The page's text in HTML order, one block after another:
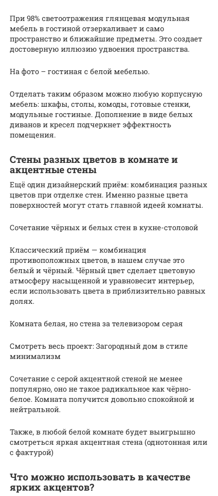
При 98% светоотражения глянцевая модульная
мебель в гостиной отзеркаливает и само
пространство и ближайшие предметы. Это создает
достоверную иллюзию удвоения пространства.
На фото – гостиная с белой мебелью.
Отделать таким образом можно любую корпусную
мебель: шкафы, столы, комоды, готовые стенки,
модульные гостиные. Дополнение в виде белых
диванов и кресел подчеркнет эффектность
помещения.
Стены разных цветов в комнате и
акцентные стены
Ещё один дизайнерский приём: комбинация разных
цветов при отделке стен. Именно разные цвета
поверхностей могут стать главной идеей комнаты.
Сочетание чёрных и белых стен в кухне-столовой
Классический приём — комбинация
противоположных цветов, в нашем случае это
белый и чёрный. Чёрный цвет сделает цветовую
атмосферу насыщенной и уравновесит интерьер,
если использовать цвета в приблизительно равных
долях.
Комната белая, но стена за телевизором серая
Смотреть весь проект: Загородный дом в стиле
минимализм
Сочетание с серой акцентной стеной не менее
популярно, оно не такое радикальное как чёрно-
белое. Комната получится довольно спокойной и
нейтральной.
Также, в любой белой комнате будет выигрышно
смотреться яркая акцентная стена (однотонная или
с фактурой)
Что можно использовать в качестве
ярких акцентов?